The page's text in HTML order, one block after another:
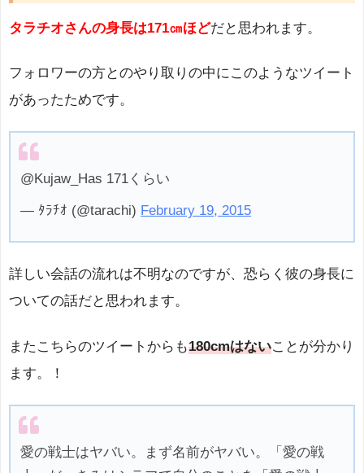
タラチオさんの身長は171㎝ほどだと思われます。
フォロワーの方とのやり取りの中にこのようなツイート
があったためです。
@Kujaw_Has 171くらい
— ﾀﾗﾁｵ (@tarachi) February 19, 2015
詳しい会話の流れは不明なのですが、恐らく彼の身長に
ついての話だと思われます。
またこちらのツイートからも180cmはないことが分かり
ます。！
愛の戦士はヤバい。まず名前がヤバい。「愛の戦